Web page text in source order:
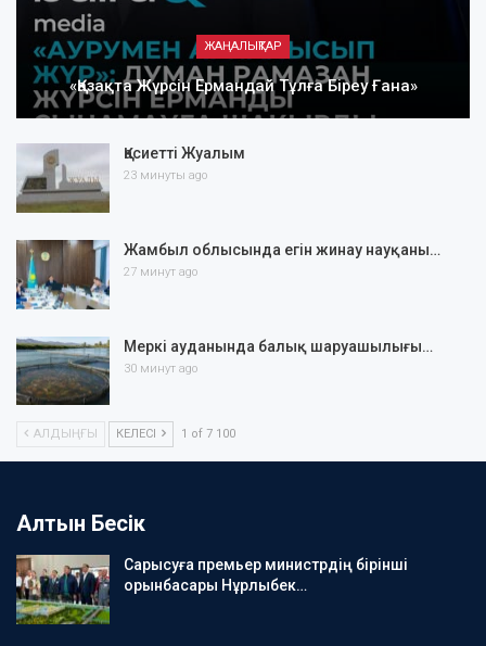
ЖАҢАЛЫҚТАР
«Қазақта Жүрсін Ермандай Тұлға Біреу Ғана»
Қасиетті Жуалым
23 минуты ago
Жамбыл облысында егін жинау науқаны…
27 минут ago
Меркі ауданында балық шаруашылығы…
30 минут ago
АЛДЫҢҒЫ КЕЛЕСІ 1 of 7 100
Алтын Бесік
Сарысуға премьер министрдің бірінші
орынбасары Нұрлыбек…